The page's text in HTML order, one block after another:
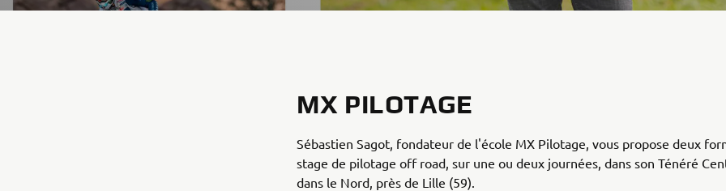
MX PILOTAGE
Sébastien Sagot, fondateur de l'école MX Pilotage, vous propose deux
stage de pilotage off road, sur une ou deux journées, dans son Ténéré
dans le Nord, près de Lille (59).